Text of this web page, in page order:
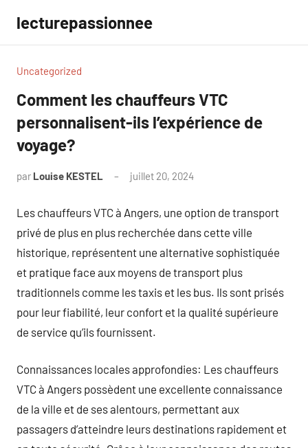
contenu
lecturepassionnee
Uncategorized
Comment les chauffeurs VTC
personnalisent-ils l’expérience de
voyage?
par Louise KESTEL juillet 20, 2024
Les chauffeurs VTC à Angers, une option de transport
privé de plus en plus recherchée dans cette ville
historique, représentent une alternative sophistiquée
et pratique face aux moyens de transport plus
traditionnels comme les taxis et les bus. Ils sont prisés
pour leur fiabilité, leur confort et la qualité supérieure
de service qu’ils fournissent.
Connaissances locales approfondies: Les chauffeurs
VTC à Angers possèdent une excellente connaissance
de la ville et de ses alentours, permettant aux
passagers d’atteindre leurs destinations rapidement et